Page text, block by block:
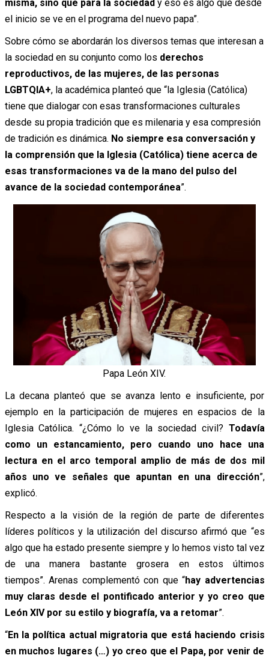
misma, sino que para la sociedad y eso es algo que desde
el inicio se ve en el programa del nuevo papa”.
Sobre cómo se abordarán los diversos temas que interesan a
la sociedad en su conjunto como los derechos
reproductivos, de las mujeres, de las personas
LGBTQIA+, la académica planteó que “la Iglesia (Católica)
tiene que dialogar con esas transformaciones culturales
desde su propia tradición que es milenaria y esa compresión
de tradición es dinámica. No siempre esa conversación y
la comprensión que la Iglesia (Católica) tiene acerca de
esas transformaciones va de la mano del pulso del
avance de la sociedad contemporánea”.
Papa León XIV.
La decana planteó que se avanza lento e insuficiente, por
ejemplo en la participación de mujeres en espacios de la
Iglesia Católica. “¿Cómo lo ve la sociedad civil? Todavía
como un estancamiento, pero cuando uno hace una
lectura en el arco temporal amplio de más de dos mil
años uno ve señales que apuntan en una dirección”,
explicó.
Respecto a la visión de la región de parte de diferentes
líderes políticos y la utilización del discurso afirmó que “es
algo que ha estado presente siempre y lo hemos visto tal vez
de una manera bastante grosera en estos últimos
tiempos”. Arenas complementó con que “hay advertencias
muy claras desde el pontificado anterior y yo creo que
León XIV por su estilo y biografía, va a retomar”.
“En la política actual migratoria que está haciendo crisis
en muchos lugares (…) yo creo que el Papa, por venir de